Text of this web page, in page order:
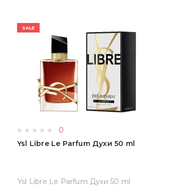
SALE
0
Ysl Libre Le Parfum Духи 50 ml
Ysl Libre Le Parfum Духи 50 ml